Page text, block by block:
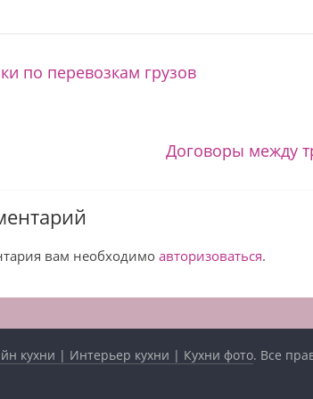
по перевозкам грузов
Договоры между
вам необходимо авторизоваться.
кухни | Интерьер кухни | Кухни фото. Все